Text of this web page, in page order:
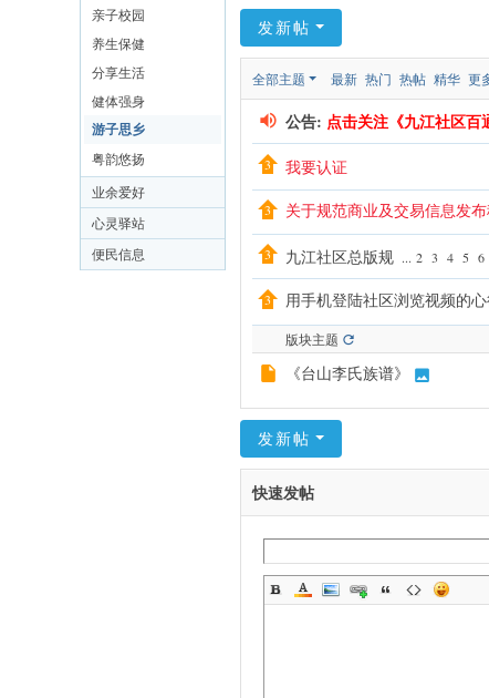
亲子校园
养生保健
分享生活
健体强身
游子思乡
粤韵悠扬
业余爱好
心灵驿站
便民信息
发新帖
全部主题 最新 热门 热帖 精华 更
公告: 点击关注《九江社区百
我要认证
关于规范商业及交易信息发
九江社区总版规 ... 2 3 4 5 6
用手机登陆社区浏览视频的
版块主题
《台山李氏族谱》
发新帖
快速发帖